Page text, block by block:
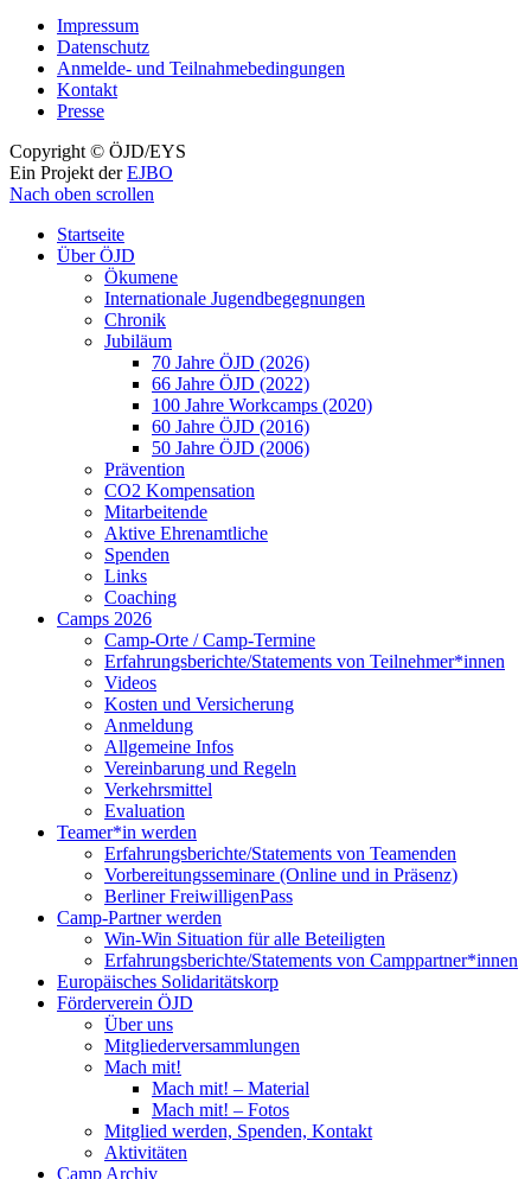
Impressum
Datenschutz
Anmelde- und Teilnahmebedingungen
Kontakt
Presse
Copyright © ÖJD/EYS
Ein Projekt derEJBO
Nach oben scrollen
Startseite
Über ÖJD
Ökumene
Internationale Jugendbegegnungen
Chronik
Jubiläum
70 Jahre ÖJD (2026)
66 Jahre ÖJD (2022)
100 Jahre Workcamps (2020)
60 Jahre ÖJD (2016)
50 Jahre ÖJD (2006)
Prävention
CO2 Kompensation
Mitarbeitende
Aktive Ehrenamtliche
Spenden
Links
Coaching
Camps 2026
Camp-Orte / Camp-Termine
Erfahrungsberichte/Statements von Teilnehmer*innen
Videos
Kosten und Versicherung
Anmeldung
Allgemeine Infos
Vereinbarung und Regeln
Verkehrsmittel
Evaluation
Teamer*in werden
Erfahrungsberichte/Statements von Teamenden
Vorbereitungsseminare (Online und in Präsenz)
Berliner FreiwilligenPass
Camp-Partner werden
Win-Win Situation für alle Beteiligten
Erfahrungsberichte/Statements von Camppartner*innen
Europäisches Solidaritätskorp
Förderverein ÖJD
Über uns
Mitgliederversammlungen
Mach mit!
Mach mit! – Material
Mach mit! – Fotos
Mitglied werden, Spenden, Kontakt
Aktivitäten
Camp Archiv